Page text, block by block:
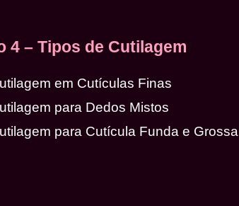
4 – Tipos de Cutilagem
em Cutículas Finas
para Dedos Mistos
para Cutícula Funda e Grossa